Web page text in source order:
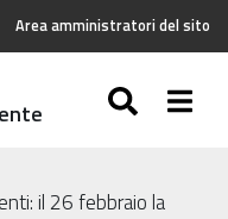
Area amministratori del sito
il 26 febbraio la